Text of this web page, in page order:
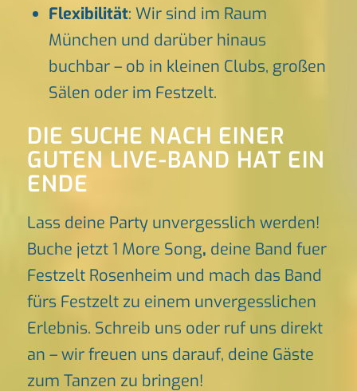
Flexibilität: Wir sind im Raum
München und darüber hinaus
buchbar – ob in kleinen Clubs, großen
Sälen oder im Festzelt.
DIE SUCHE NACH EINER
GUTEN LIVE-BAND HAT EIN
ENDE
Lass deine Party unvergesslich werden!
Buche jetzt 1 More Song, deine Band fuer
Festzelt Rosenheim und mach das Band
fürs Festzelt zu einem unvergesslichen
Erlebnis. Schreib uns oder ruf uns direkt
an – wir freuen uns darauf, deine Gäste
zum Tanzen zu bringen!